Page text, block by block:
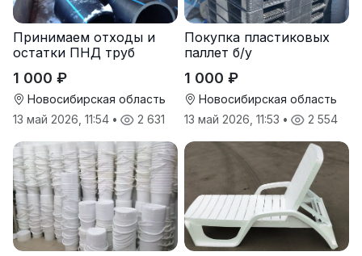
Принимаем отходы и
остатки ПНД труб
1 000 ₽
Новосибирская область
13 май 2026, 11:54 • 2 631
Покупка пластиковых
паллет б/у
1 000 ₽
Новосибирская область
13 май 2026, 11:53 • 2 554